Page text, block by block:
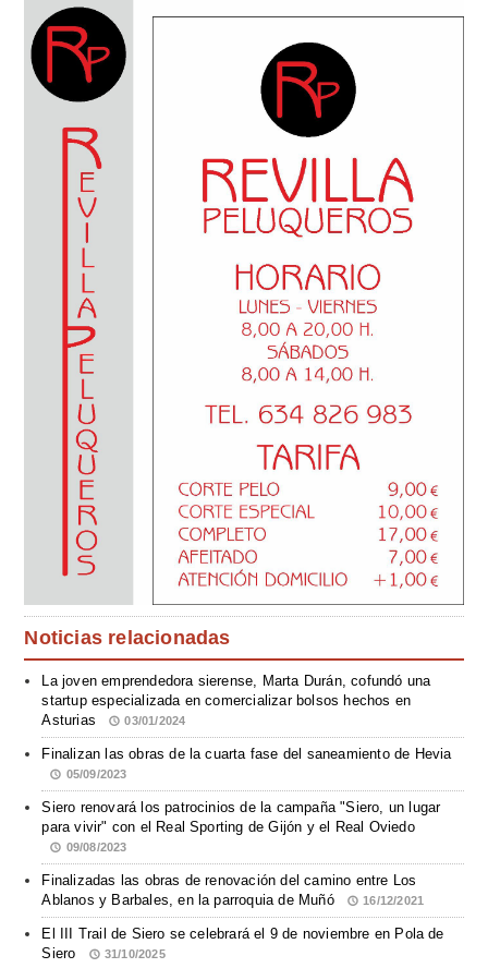
Noticias relacionadas
La joven emprendedora sierense, Marta Durán, cofundó una
startup especializada en comercializar bolsos hechos en
Asturias
03/01/2024
Finalizan las obras de la cuarta fase del saneamiento de Hevia
05/09/2023
Siero renovará los patrocinios de la campaña "Siero, un lugar
para vivir" con el Real Sporting de Gijón y el Real Oviedo
09/08/2023
Finalizadas las obras de renovación del camino entre Los
Ablanos y Barbales, en la parroquia de Muñó
16/12/2021
El III Trail de Siero se celebrará el 9 de noviembre en Pola de
Siero
31/10/2025